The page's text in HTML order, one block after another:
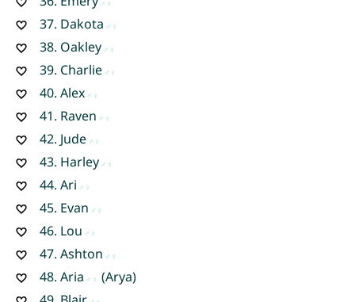
37. Dakota
38. Oakley
39. Charlie
40. Alex
41. Raven
42. Jude
43. Harley
44. Ari
45. Evan
46. Lou
47. Ashton
48. Aria
(Arya)